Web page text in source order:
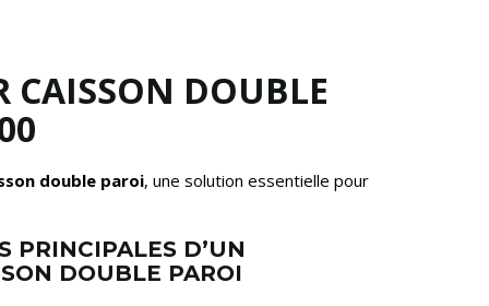
CAISSON DOUBLE
double paroi, une solution essentielle pour
PRINCIPALES D’UN
DOUBLE PAROI